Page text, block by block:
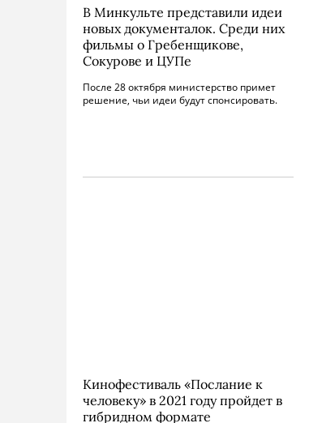
В Минкульте представили идеи
новых документалок. Среди них
фильмы о Гребенщикове,
Сокурове и ЦУПе
После 28 октября министерство примет
решение, чьи идеи будут спонсировать.
Кинофестиваль «Послание к
человеку» в 2021 году пройдет в
гибридном формате